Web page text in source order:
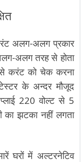
अलग-अलग प्रकार
अलग तरह से होता
करंट को चेक करना
के अन्दर मौजूद
220 वोल्ट से 5
झटका नहीं लगता
घरों में अल्टरनेटिव